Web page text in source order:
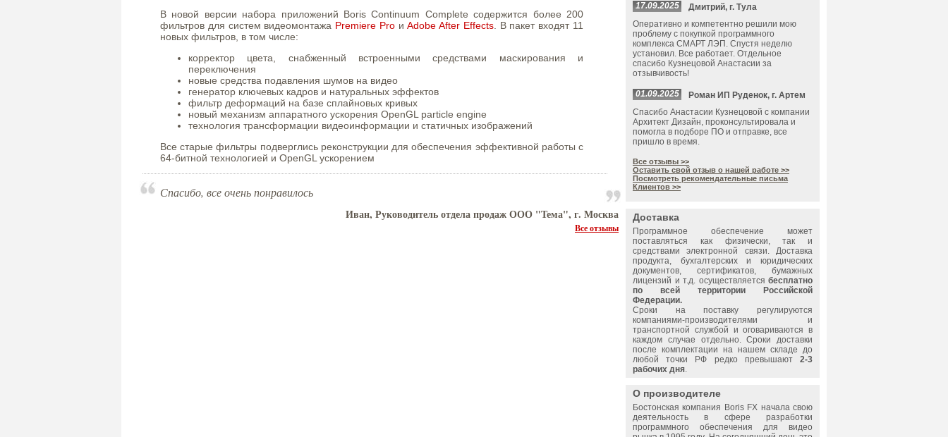
В новой версии набора приложений Boris Continuum Complete содержится более 200
фильтров для систем видеомонтажа Premiere ProиAdobe After Effects. В пакет входят 11
новых фильтров, в том числе:
корректор цвета, снабженный встроенными средствами маскирования и
переключения
новые средства подавления шумов на видео
генератор ключевых кадров и натуральных эффектов
фильтр деформаций на базе сплайновых кривых
новый механизм аппаратного ускорения OpenGL particle engine
технология трансформации видеоинформации и статичных изображений
Все старые фильтры подверглись реконструкции для обеспечения эффективной работы с
64-битной технологией и OpenGL ускорением
Спасибо, все очень понравилось
Иван, Руководитель отдела продаж ООО "Тема", г. Москва
Все отзывы
17.09.2025
Дмитрий, г. Тула
Оперативно и компетентно решили мою
проблему с покупкой программного
комплекса СМАРТ ЛЭП. Спустя неделю
установил. Все работает. Отдельное
спасибо Кузнецовой Анастасии за
отзывчивость!
01.09.2025
Роман ИП Руденок, г. Артем
Спасибо Анастасии Кузнецовой с компании
Архитект Дизайн, проконсультировала и
помогла в подборе ПО и отправке, все
пришло в время.
Все отзывы >>
Оставить свой отзыв о нашей работе >>
Посмотреть рекомендательные письма
Клиентов >>
Доставка
Программное обеспечение может
поставляться как физически, так и
средствами электронной связи. Доставка
продукта, бухгалтерских и юридических
документов, сертификатов, бумажных
лицензий и т.д. осуществляется бесплатно
по всей территории Российской
Федерации.
Сроки на поставку регулируются
компаниями-производителями и
транспортной службой и оговариваются в
каждом случае отдельно. Сроки доставки
после комплектации на нашем складе до
любой точки РФ редко превышают 2-3
рабочих дня.
О производителе
Бостонская компания Boris FX начала свою
деятельность в сфере разработки
программного обеспечения для видео